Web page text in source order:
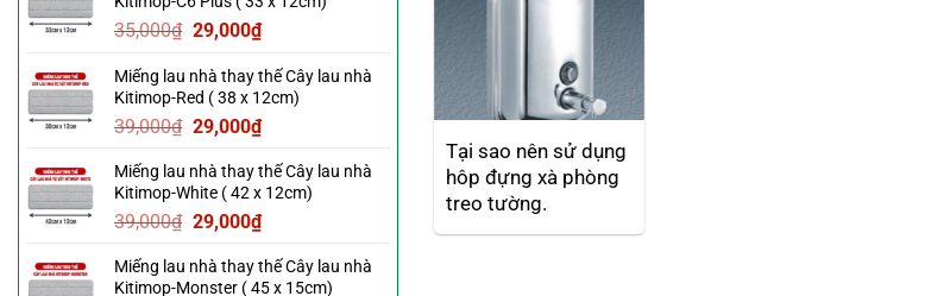
35,000₫ Giá
là:
35,000₫.
29,000₫Giá
tại
là:
29,000₫.
Miếng lau nhà thay thế Cây lau nhà
Kitimop-Red ( 38 x 12cm)
39,000₫ Giá
là:
39,000₫.
29,000₫Giá
tại
là:
29,000₫.
Miếng lau nhà thay thế Cây lau nhà
Kitimop-White ( 42 x 12cm)
39,000₫ Giá
là:
29,000₫Giá
tại
Miếng lau nhà thay thế Cây lau nhà
Kitimop-Monster ( 45 x 15cm)
Tại sao nên sử dụng
hôp đựng xà phòng
treo tường.